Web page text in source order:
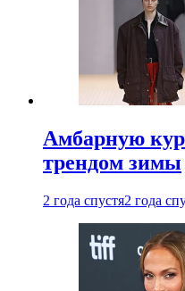
Амбарную
трендом зимы
2 года спустя2 года